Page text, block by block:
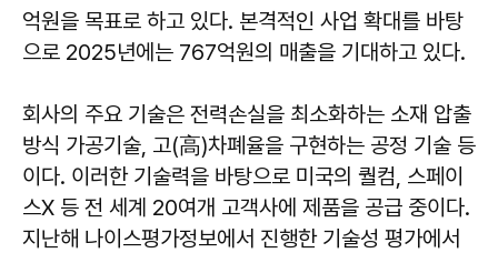
억원을 목표로 하고 있다. 본격적인 사업 확대를 바탕
으로 2025년에는 767억원의 매출을 기대하고 있다.
회사의 주요 기술은 전력손실을 최소화하는 소재 압출
방식 가공기술, 고(高)차폐율을 구현하는 공정 기술 등
이다. 이러한 기술력을 바탕으로 미국의 퀄컴, 스페이
스X 등 전 세계 20여개 고객사에 제품을 공급 중이다.
지난해 나이스평가정보에서 진행한 기술성 평가에서